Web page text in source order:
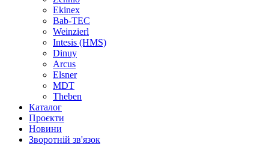
Ekinex
Bab-TEC
Weinzierl
Intesis (HMS)
Dinuy
Arcus
Elsner
MDT
Theben
Каталог
Проєкти
Новини
Зворотній зв'язок